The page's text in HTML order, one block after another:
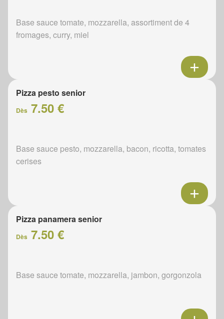
Base sauce tomate, mozzarella, assortiment de 4
fromages, curry, miel
Pizza pesto senior
Dès 7.50 €
Base sauce pesto, mozzarella, bacon, ricotta, tomates
cerises
Pizza panamera senior
Dès 7.50 €
Base sauce tomate, mozzarella, jambon, gorgonzola